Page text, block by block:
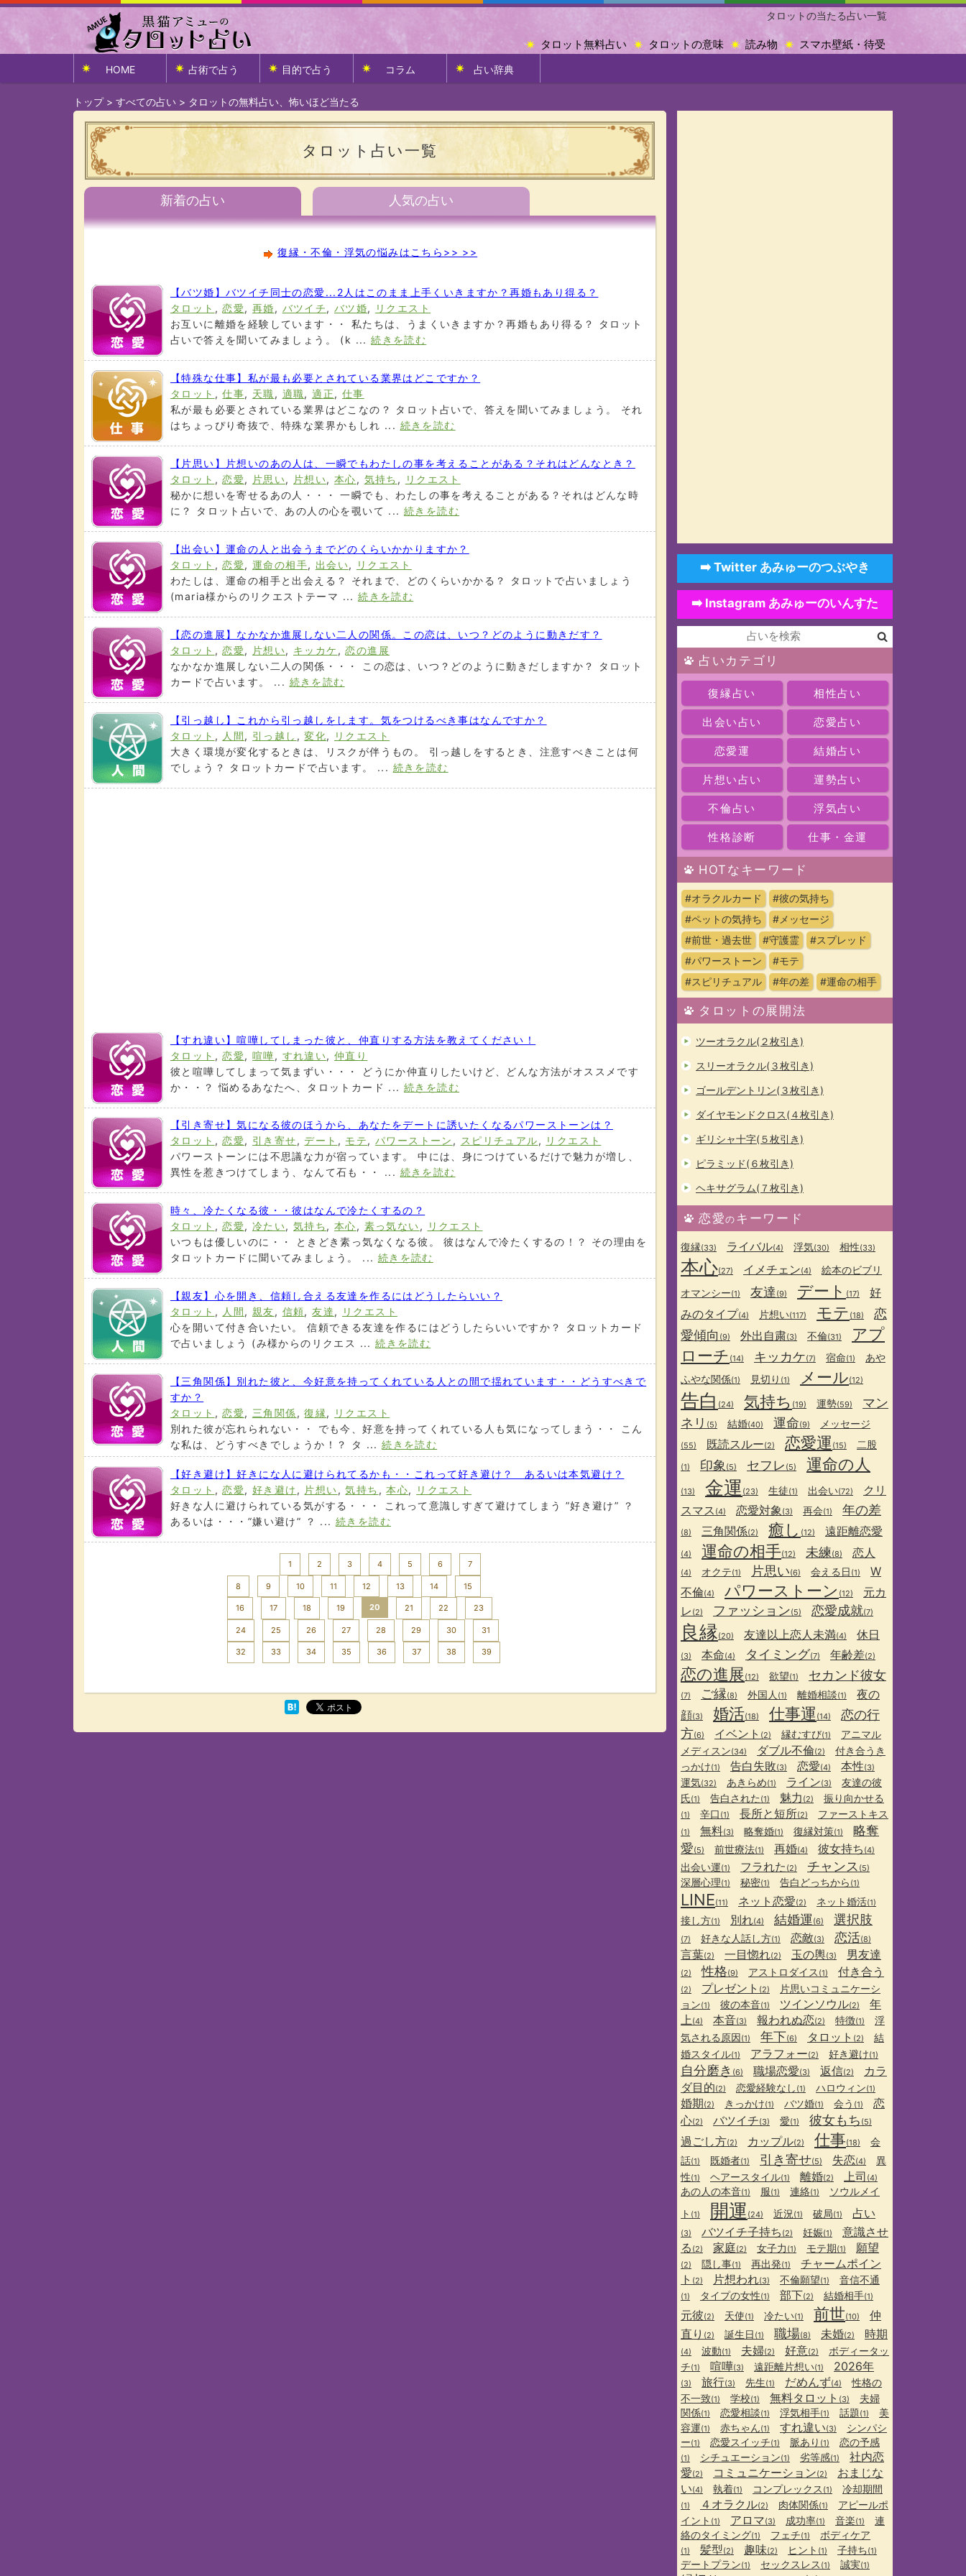
タロットの当たる占い一覧
スマホ壁紙・待受
読み物
タロットの意味
タロット無料占い
HOME 占術で占う 目的で占う コラム 占い辞典
トップ> すべての占い > タロットの無料占い、怖いほど当たる
タロット占い一覧
新着の占い 人気の占い
復縁・不倫・浮気の悩みはこちら>> >>
【バツ婚】バツイチ同士の恋愛...2人はこのまま上手くいきますか？再婚もあり得る？
タロット ,恋愛,再婚, バツイチ,バツ婚,
リクエスト
お互いに離婚を経験しています・・ 私たちは、うまくいきますか？再婚もあり得る？ タロット
占いで答えを聞いてみましょう。 (k ...続きを読む
【特殊な仕事】私が最も必要とされている業界はどこですか？
タロット ,仕事, 天職, 適職,適正, 仕事
私が最も必要とされている業界はどこなの？ タロット占いで、答えを聞いてみましょう。 それ
はちょっぴり奇抜で、特殊な業界かもしれ ... 続きを読む
【片思い】片想いのあの人は、一瞬でもわたしの事を考えることがある？それはどんなとき？
タロット ,恋愛, 片思い, 片想い,本心, 気持ち ,
リクエスト
秘かに想いを寄せるあの人・・・ 一瞬でも、わたしの事を考えることがある？それはどんな時
に？ タロット占いで、あの人の心を覗いて ... 続きを読む
【出会い】運命の人と出会うまでどのくらいかかりますか？
タロット ,恋愛,運命の相手, 出会い,
リクエスト
わたしは、運命の相手と出会える？ それまで、どのくらいかかる？ タロットで占いましょう
(maria様からのリクエストテーマ ...続きを読む
【恋の進展】なかなか進展しない二人の関係。この恋は、いつ？どのように動きだす？
タロット ,恋愛, 片想い, キッカケ ,恋の進展
なかなか進展しない二人の関係・・・ この恋は、いつ？どのように動きだしますか？ タロット
カードで占います。 ... 続きを読む
【引っ越し】これから引っ越しをします。気をつけるべき事はなんですか？
タロット , 人間, 引っ越し ,変化,
リクエスト
大きく環境が変化するときは、リスクが伴うもの。 引っ越しをするとき、注意すべきことは何
でしょう？ タロットカードで占います。 ... 続きを読む
【すれ違い】喧嘩してしまった彼と、仲直りする方法を教えてください！
タロット ,恋愛,喧嘩, すれ違い,仲直り
彼と喧嘩してしまって気まずい・・・ どうにか仲直りしたいけど、どんな方法がオススメです
か・・？ 悩めるあなたへ、タロットカード ... 続きを読む
【引き寄せ】気になる彼のほうから、あなたをデートに誘いたくなるパワーストーンは？
タロット ,恋愛, 引き寄せ,デート , モテ,パワーストーン , スピリチュアル, リクエスト
パワーストーンには不思議な力が宿っています。 中には、身につけているだけで魅力が増し、
異性を惹きつけてしまう、なんて石も・・ ... 続きを読む
時々、冷たくなる彼・・彼はなんで冷たくするの？
タロット ,恋愛,冷たい,気持ち,本心, 素っ気ない,
リクエスト
いつもは優しいのに・・ ときどき素っ気なくなる彼。 彼はなんで冷たくするの！？ その理由を
タロットカードに聞いてみましょう。 ... 続きを読む
【親友】心を開き、信頼し合える友達を作るにはどうしたらいい？
タロット , 人間,親友, 信頼,友達,
リクエスト
心を開いて付き合いたい。 信頼できる友達を作るにはどうしたらいいですか？ タロットカード
で占いましょう (み様からのリクエス ...続きを読む
【三角関係】別れた彼と、今好意を持ってくれている人との間で揺れています・・どうすべきで
すか？
タロット ,恋愛, 三角関係,復縁,
リクエスト
別れた彼が忘れられない・・ でも今、好意を持ってくれている人も気になってしまう・・ こん
な私は、どうすべきでしょうか！？ タ ...続きを読む
【好き避け】好きにな人に避けられてるかも・・これって好き避け？ あるいは本気避け？
タロット ,恋愛,好き避け , 片想い,気持ち ,本心,
リクエスト
好きな人に避けられている気がする・・・ これって意識しすぎて避けてしまう ”好き避け” ？
あるいは・・・”嫌い避け” ？ ... 続きを読む
1 2 3 4 5 6 7
8 9 10 11 12 13 14 15
16 17 18 19 20 21 22 23
24 25 26 27 28 29 30 31
32 33 34 35 36 37 38 39
➡️ Twitter あみゅーのつぶやき
➡️ Instagram あみゅーのいんすた
占いカテゴリ
復縁占い 相性占い
出会い占い 恋愛占い
恋愛運 結婚占い
片想い占い 運勢占い
不倫占い 浮気占い
性格診断 仕事・金運
HOTなキーワード
#オラクルカード
#彼の気持ち
#ペットの気持ち
#メッセージ
#前世・過去世
#守護霊
#スプレッド
#パワーストーン
#モテ
#スピリチュアル
#年の差 #運命の相手
タロットの展開法
ツーオラクル(２枚引き)
スリーオラクル(３枚引き)
ゴールデントリン(３枚引き)
ダイヤモンドクロス(４枚引き)
ギリシャ十字(５枚引き)
ピラミッド(６枚引き)
ヘキサグラム(７枚引き)
恋愛のキーワード
復縁(33) ライバル(4) 浮気(30) 相性(33)
本心(27) イメチェン(4)
絵本のビブリ
オマンシー(1) 友達 (9) デート (17)
好
みのタイプ(4) 片想い(117) モテ (18)
恋
愛傾向 (9) 外出自粛(3) 不倫(31)
アプ
ローチ (14) キッカケ(7) 宿命(1)
あや
ふやな関係(1) 見切り (1) メール(12)
告白 (24) 気持ち (19) 運勢(59)
マン
ネリ (5) 結婚(40) 運命(9) メッセージ
(55) 既読スルー(2) 恋愛運 (15) 二股
(1) 印象 (5) セフレ (5) 運命の人
(13) 金運 (23) 生徒(1) 出会い(72)
クリ
スマス (4) 恋愛対象(3) 再会(1) 年の差
(8) 三角関係(2) 癒し (12) 遠距離恋愛
(4) 運命の相手(12) 未練(8) 恋人
(4) オクテ(1) 片思い(6) 会える日 (1)
W
不倫(4) パワーストーン (12)
元カ
レ (2) ファッション(5) 恋愛成就(7)
良縁(20) 友達以上恋人未満(4) 休日
(3) 本命(4) タイミング(7) 年齢差(2)
恋の進展(12) 欲望(1) セカンド彼女
(7) ご縁(8) 外国人 (1) 離婚相談(1)
夜の
顔(3) 婚活(18) 仕事運 (14)
恋の行
方(6) イベント (2) 縁むすび(1)
アニマル
メディスン(34) ダブル不倫(2)
付き合うき
っかけ(1) 告白失敗(3) 恋愛(4) 本性(3)
運気(32) あきらめ(1) ライン(3)
友達の彼
氏(1) 告白された (1) 魅力 (2) 振り向かせる
(1) 辛口 (1) 長所と短所(2) ファーストキス
(1) 無料(3) 略奪婚(1) 復縁対策(1)
略奪
愛(5) 前世療法(1) 再婚(4) 彼女持ち (4)
出会い運(1) フラれた (2) チャンス (5)
深層心理(1) 秘密(1) 告白どっちから (1)
LINE(11) ネット恋愛(2) ネット婚活(1)
接し方(1) 別れ(4) 結婚運(6) 選択肢
(7) 好きな人話し方(1) 恋敵(3) 恋活(8)
言葉(2) 一目惚れ(2) 玉の輿(3) 男友達
(2) 性格(9) アストロダイス (1) 付き合う
(2) プレゼント (2)
片思いコミュニケーシ
ョン(1) 彼の本音(1) ツインソウル(2)
年
上(4) 本音(3) 報われぬ恋(2) 特徴(1)
浮
気される原因(1) 年下(6) タロット (2)
結
婚スタイル(1) アラフォー(2) 好き避け(1)
自分磨き (6) 職場恋愛(3) 返信(2)
カラ
ダ目的(2) 恋愛経験なし (1) ハロウィン(1)
婚期(2) きっかけ(1) バツ婚(1) 会う (1)
恋
心(2) バツイチ(3) 愛(1) 彼女もち (5)
過ごし方(2) カップル(2) 仕事(18)
会
話(1) 既婚者(1) 引き寄せ(5) 失恋(4)
異
性(1) ヘアースタイル(1) 離婚(2) 上司 (4)
あの人の本音(1) 服(1) 連絡(1)
ソウルメイ
ト (1) 開運 (24) 近況 (1) 破局(1) 占い
(3) バツイチ子持ち (2) 妊娠(1)
意識させ
る (2) 家庭(2) 女子力 (1) モテ期(1) 願望
(2) 隠し事(1) 再出発(1)
チャームポイン
ト (2) 片想われ(3) 不倫願望(1) 音信不通
(1) タイプの女性(1) 部下(2) 結婚相手(1)
元彼(2) 天使(1) 冷たい(1) 前世(10)
仲
直り (2) 誕生日 (1) 職場(8) 未婚(2) 時期
(4) 波動(1) 夫婦(2) 好意(2)
ボディータッ
チ(1) 喧嘩(3) 遠距離片想い(1) 2026年
(3) 旅行(3) 先生(1) だめんず(4)
性格の
不一致(1) 学校(1) 無料タロット (3)
夫婦
関係(1) 恋愛相談(1) 浮気相手(1) 話題(1)
美
容運(1) 赤ちゃん(1) すれ違い(3)
シンパシ
ー(1) 恋愛スイッチ(1) 脈あり (1) 恋の予感
(1) シチュエーション(1) 劣等感(1)
社内恋
愛(2) コミュニケーション(2)
おまじな
い(4) 執着(1) コンプレックス (1) 冷却期間
(1) ４オラクル(2) 肉体関係(1)
アピールポ
イント (1) アロマ(3) 成功率(1) 音楽(1)
連
絡のタイミング(1) フェチ(1) ボディケア
(1) 髪型(2) 趣味(2) ヒント (1) 子持ち(1)
デートプラン(1) セックスレス (1) 誠実(1)